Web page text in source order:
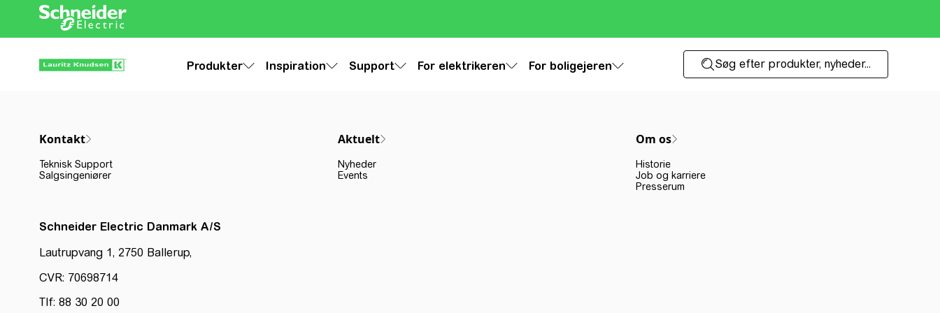
Produkter Inspiration Support For elektrikeren For boligejeren Søg efter produkter, nyheder...
Kontakt
Teknisk Support
Salgsingeniører
Aktuelt
Nyheder
Events
Om os
Historie
Job og karriere
Presserum
Schneider Electric Danmark A/S
Lautrupvang 1, 2750 Ballerup,
CVR: 70698714
Tlf: 88 30 20 00